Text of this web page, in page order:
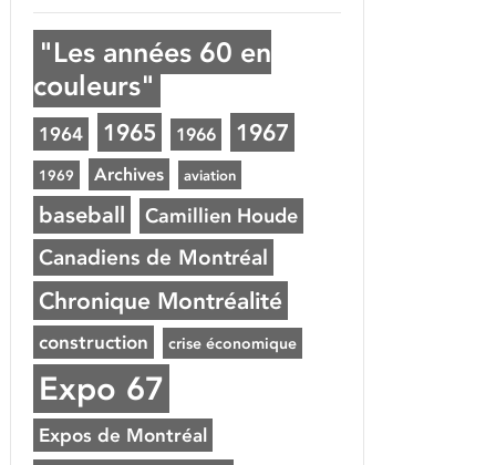
"Les années 60 en
couleurs"
1964 1965 1966 1967
1969 Archives aviation
baseball Camillien Houde
Canadiens de Montréal
Chronique Montréalité
construction crise économique
Expo 67
Expos de Montréal